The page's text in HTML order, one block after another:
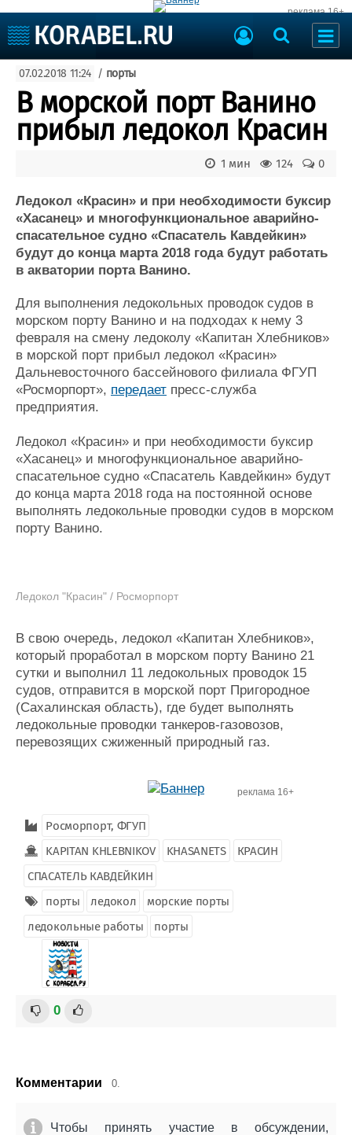
реклама 16+
Судоходство
Судоремонт
События
Пресс-релизы
Порты
Рыболовство
Еще
Судостроение
Пульс
Новости
Репутация
Работа
Крюинг
Журнал
Реклама
Торговая площадка
Доска объявлений
Продажа флота
Изделия
Материалы
Услуги
Выставки и семинары
Личности
Словарь
Галерея флота
Форум
Отзывы
Все службы
07.02.2018 11:24 / порты
В морской порт Ванино
прибыл ледокол Красин
0
124
1 мин
Ледокол «Красин» и при необходимости буксир
«Хасанец» и многофункциональное аварийно-
спасательное судно «Спасатель Кавдейкин»
будут до конца марта 2018 года будут работать
в акватории порта Ванино.
Для выполнения ледокольных проводок судов в
морском порту Ванино и на подходах к нему 3
февраля на смену ледоколу «Капитан Хлебников»
в морской порт прибыл ледокол «Красин»
Дальневосточного бассейнового филиала ФГУП
«Росморпорт», передает пресс-служба
предприятия.
Ледокол «Красин» и при необходимости буксир
«Хасанец» и многофункциональное аварийно-
спасательное судно «Спасатель Кавдейкин» будут
до конца марта 2018 года на постоянной основе
выполнять ледокольные проводки судов в морском
порту Ванино.
Ледокол "Красин" / Росморпорт
В свою очередь, ледокол «Капитан Хлебников»,
который проработал в морском порту Ванино 21
сутки и выполнил 11 ледокольных проводок 15
судов, отправится в морской порт Пригородное
(Сахалинская область), где будет выполнять
ледокольные проводки танкеров-газовозов,
перевозящих сжиженный природный газ.
реклама 16+
Росморпорт, ФГУП
KAPITAN KHLEBNIKOV
KHASANETS
КРАСИН
СПАСАТЕЛЬ КАВДЕЙКИН
порты
ледокол
морские порты
ледокольные работы
порты
0
Комментарии 0.
Чтобы принять участие в обсуждении,